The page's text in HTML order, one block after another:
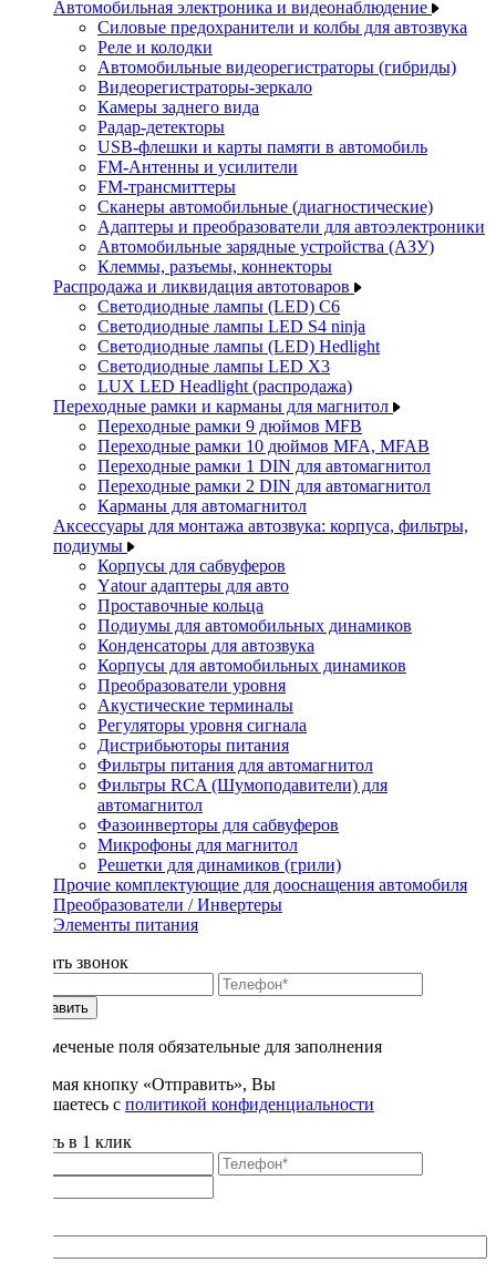
Автомобильная электроника и видеонаблюдение
Силовые предохранители и колбы для автозвука
Реле и колодки
Автомобильные видеорегистраторы (гибриды)
Видеорегистраторы-зеркало
Камеры заднего вида
Радар-детекторы
USB-флешки и карты памяти в автомобиль
FM-Антенны и усилители
FM-трансмиттеры
Сканеры автомобильные (диагностические)
Адаптеры и преобразователи для автоэлектроники
Автомобильные зарядные устройства (АЗУ)
Клеммы, разъемы, коннекторы
Распродажа и ликвидация автотоваров
Светодиодные лампы (LED) C6
Светодиодные лампы LED S4 ninja
Светодиодные лампы (LED) Hedlight
Светодиодные лампы LED X3
LUX LED Headlight (распродажа)
Переходные рамки и карманы для магнитол
Переходные рамки 9 дюймов MFB
Переходные рамки 10 дюймов MFA, MFAB
Переходные рамки 1 DIN для автомагнитол
Переходные рамки 2 DIN для автомагнитол
Карманы для автомагнитол
Аксессуары для монтажа автозвука: корпуса, фильтры,
подиумы
Корпусы для сабвуферов
Yаtour адаптеры для авто
Проставочные кольца
Подиумы для автомобильных динамиков
Конденсаторы для автозвука
Корпусы для автомобильных динамиков
Преобразователи уровня
Акустические терминалы
Регуляторы уровня сигнала
Дистрибьюторы питания
Фильтры питания для автомагнитол
Фильтры RCA (Шумоподавители) для
автомагнитол
Фазоинверторы для сабвуферов
Микрофоны для магнитол
Решетки для динамиков (грили)
Прочие комплектующие для дооснащения автомобиля
Преобразователи / Инвертеры
Элементы питания
Заказать звонок
Отправить
* - отмеченые поля обязательные для заполнения
Нажимая кнопку «Отправить», Вы
соглашаетесь с политикой конфиденциальности
Купить в 1 клик